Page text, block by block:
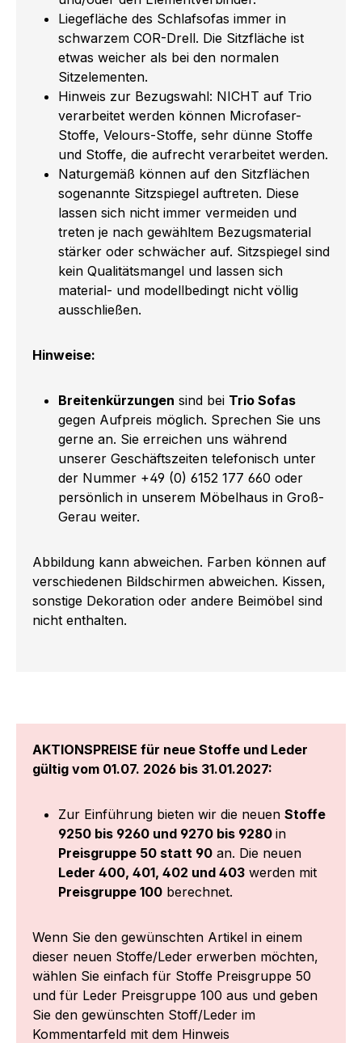
Liegefläche des Schlafsofas immer in
schwarzem COR-Drell. Die Sitzfläche ist
etwas weicher als bei den normalen
Sitzelementen.
Hinweis zur Bezugswahl: NICHT auf Trio
verarbeitet werden können Microfaser-
Stoffe, Velours-Stoffe, sehr dünne Stoffe
und Stoffe, die aufrecht verarbeitet werden.
Naturgemäß können auf den Sitzflächen
sogenannte Sitzspiegel auftreten. Diese
lassen sich nicht immer vermeiden und
treten je nach gewähltem Bezugsmaterial
stärker oder schwächer auf. Sitzspiegel sind
kein Qualitätsmangel und lassen sich
material- und modellbedingt nicht völlig
ausschließen.
Hinweise:
Breitenkürzungen sind bei Trio Sofas
gegen Aufpreis möglich. Sprechen Sie uns
gerne an. Sie erreichen uns während
unserer Geschäftszeiten telefonisch unter
der Nummer +49 (0) 6152 177 660 oder
persönlich in unserem Möbelhaus in Groß-
Gerau weiter.
Abbildung kann abweichen. Farben können auf
verschiedenen Bildschirmen abweichen. Kissen,
sonstige Dekoration oder andere Beimöbel sind
nicht enthalten.
AKTIONSPREISE für neue Stoffe und Leder
gültig vom 01.07. 2026 bis 31.01.2027:
Zur Einführung bieten wir die neuen Stoffe
9250 bis 9260 und 9270 bis 9280 in
Preisgruppe 50 statt 90 an. Die neuen
Leder 400, 401, 402 und 403 werden mit
Preisgruppe 100 berechnet.
Wenn Sie den gewünschten Artikel in einem
dieser neuen Stoffe/Leder erwerben möchten,
wählen Sie einfach für Stoffe Preisgruppe 50
und für Leder Preisgruppe 100 aus und geben
Sie den gewünschten Stoff/Leder im
Kommentarfeld mit dem Hinweis